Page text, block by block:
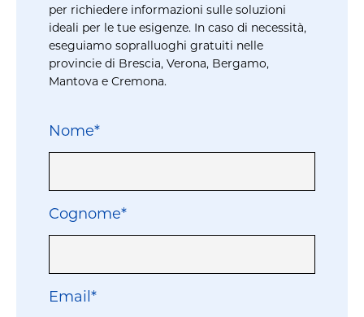
per richiedere informazioni sulle soluzioni
ideali per le tue esigenze. In caso di necessità,
eseguiamo sopralluoghi gratuiti nelle
provincie di Brescia, Verona, Bergamo,
Mantova e Cremona.
Nome*
Cognome*
Email*